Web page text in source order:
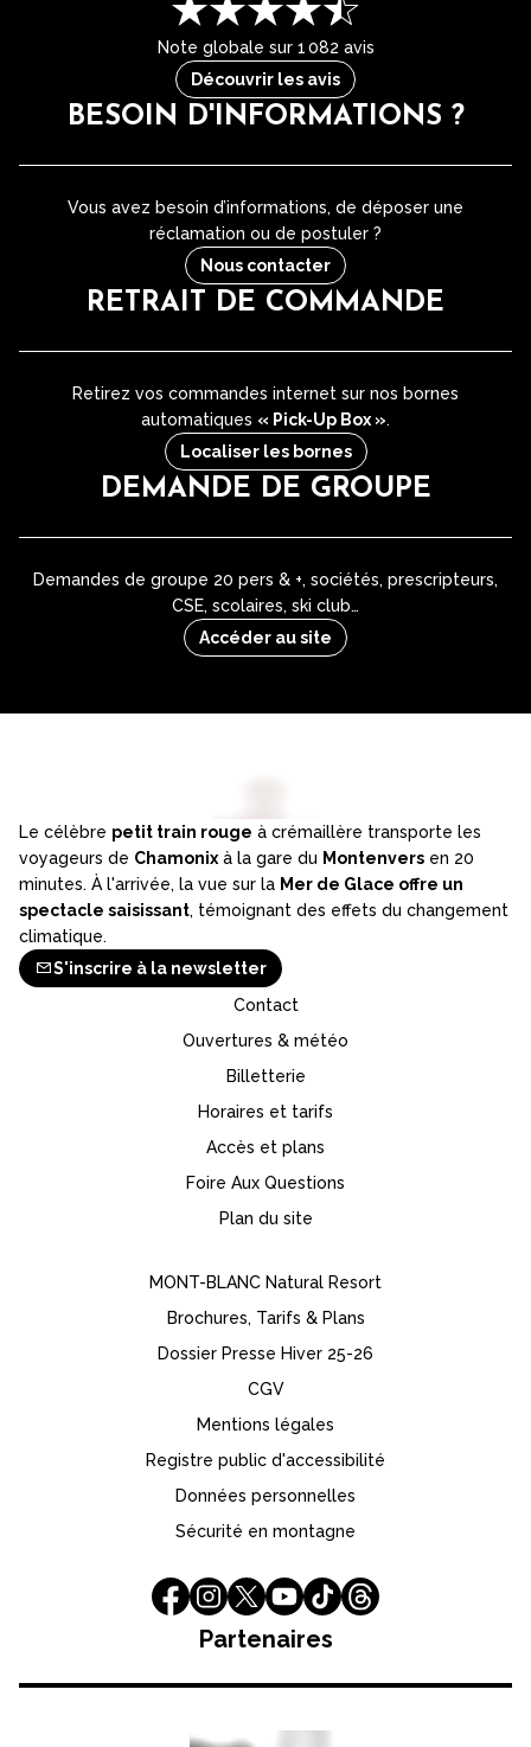
Note globale sur 1 082 avis
Découvrir les avis
BESOIN D'INFORMATIONS ?
Vous avez besoin d’informations, de déposer une
réclamation ou de postuler ?
Nous contacter
RETRAIT DE COMMANDE
Retirez vos commandes internet sur nos bornes
automatiques « Pick-Up Box ».
Localiser les bornes
DEMANDE DE GROUPE
Demandes de groupe 20 pers & +, sociétés, prescripteurs,
CSE, scolaires, ski club…
Accéder au site
Le célèbre petit train rouge à crémaillère transporte les
voyageurs de Chamonix à la gare du Montenvers en 20
minutes. À l'arrivée, la vue sur la Mer de Glace offre un
spectacle saisissant, témoignant des effets du changement
climatique.
S'inscrire à la newsletter
Contact
Ouvertures & météo
Billetterie
Horaires et tarifs
Accès et plans
Foire Aux Questions
Plan du site
MONT-BLANC Natural Resort
Brochures, Tarifs & Plans
Dossier Presse Hiver 25-26
CGV
Mentions légales
Registre public d'accessibilité
Données personnelles
Sécurité en montagne
Partenaires